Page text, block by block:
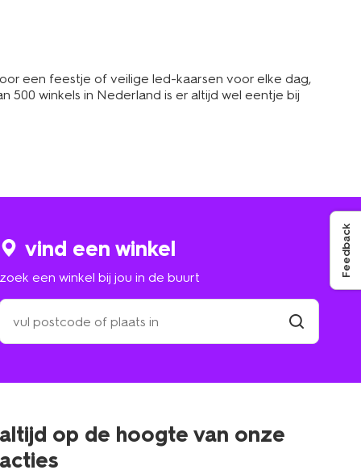
Feedback
een feestje of veilige led-kaarsen voor elke dag,
500 winkels in Nederland is er altijd wel eentje bij
vind een winkel
een winkel bij jou in de buurt
op de hoogte van onze